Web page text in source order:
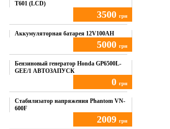
T601 (LCD)
3500 грн
Купить
Аккумуляторная батарея 12V100AH
5000 грн
Купить
Бензиновый генератор Honda GP6500L-
GEE/1 АВТОЗАПУСК
0 грн
Купить
Стабилизатор напряжения Phantom VN-
600F
2009 грн